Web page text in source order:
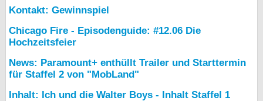
Kontakt: Gewinnspiel
Chicago Fire - Episodenguide: #12.06 Die
Hochzeitsfeier
News: Paramount+ enthüllt Trailer und Starttermin
für Staffel 2 von "MobLand"
Inhalt: Ich und die Walter Boys - Inhalt Staffel 1